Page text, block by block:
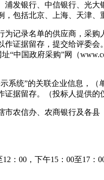
发银行、中信银行、光
包括北京、上海、天津、
记录名单的供应商，采
证据留存，提交给评委会
“中国政府采购”网（
系统”的关联企业信息，
据留存。（投标人提供的
农信办、农商银行及各
：00，下午15：00至17：